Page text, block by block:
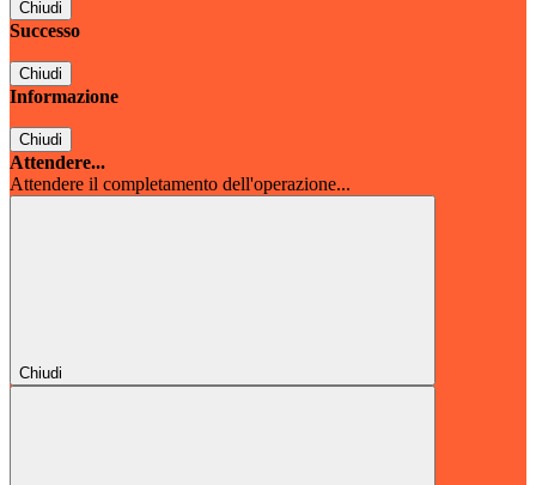
Chiudi
Successo
Chiudi
Informazione
Chiudi
Attendere...
Attendere il completamento dell'operazione...
Chiudi